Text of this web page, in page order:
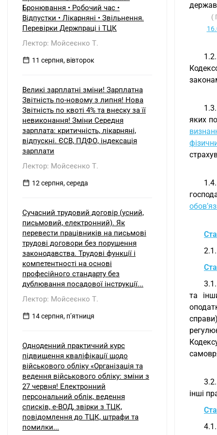
(
яких
та
інші
Бронювання • Робочий час •
Відпустки • Лікарняні • Звільнення.
Перевірки Держпраці і ТЦК
Лектор: Мойсеєнко Т.
11 серпня, вівторок
Великі зарплатні зміни! Зарплатна
Звітність по-новому з липня! Нова
Звітність по квоті 4% та внеску за її
невиконання! Зміни Середня
зарплата: критичність, лікарняні,
відпускні. ЄСВ, ПДФО, індексація
зарплати
Лектор: Мойсеєнко Т.
12 серпня, середа
Сучасний трудовий договір (усний,
письмовий, електронний). Як
перевести працівників на письмові
трудові договори без порушення
законодавства. Трудові функції і
компетентності на основі
професійного стандарту без
дублювання посадової інструкції...
Лектор: Мойсеєнко Т.
14 серпня, пʼятниця
Одноденний практичний курс
підвищення кваліфікації щодо
військового обліку «Організація та
ведення військового обліку: зміни з
27 червня! Електронний
персональний облік, ведення
списків, е-ВОД, звірки з ТЦК,
повідомлення до ТЦК, штрафи та
помилки...